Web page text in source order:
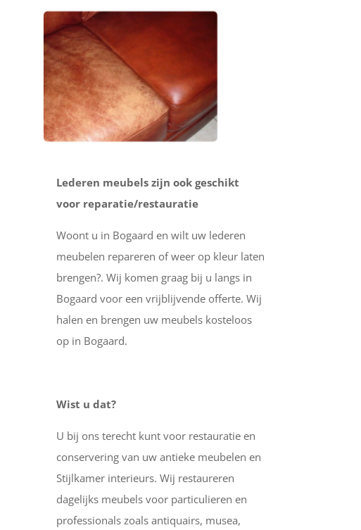
Lederen meubels zijn ook geschikt
voor reparatie/restauratie
Woont u in Bogaard en wilt uw lederen
meubelen repareren of weer op kleur laten
brengen?. Wij komen graag bij u langs in
Bogaard voor een vrijblijvende offerte. Wij
halen en brengen uw meubels kosteloos
op in Bogaard.
Wist u dat?
U bij ons terecht kunt voor restauratie en
conservering van uw antieke meubelen en
Stijlkamer interieurs. Wij restaureren
dagelijks meubels voor particulieren en
professionals zoals antiquairs, musea,